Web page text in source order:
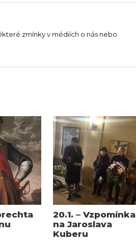
zmínky v médiích o nás nebo
20.1. – Vzpomínka
na Jaroslava
Kuberu